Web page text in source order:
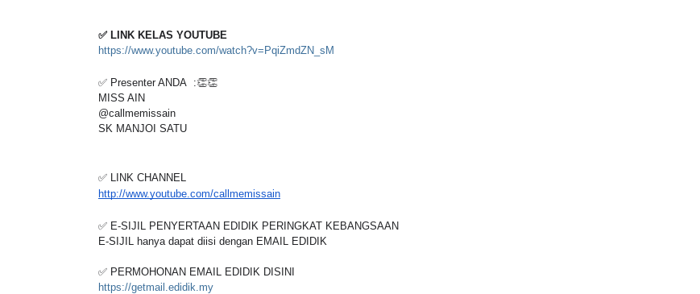
✅ LINK KELAS YOUTUBE
https://www.youtube.com/watch?v=PqiZmdZN_sM
✅ Presenter ANDA  :👏👏
MISS AIN
@callmemissain
SK MANJOI SATU
✅ LINK CHANNEL
http://www.youtube.com/callmemissain
✅ E-SIJIL PENYERTAAN EDIDIK PERINGKAT KEBANGSAAN
E-SIJIL hanya dapat diisi dengan EMAIL EDIDIK
✅ PERMOHONAN EMAIL EDIDIK DISINI
https://getmail.edidik.my